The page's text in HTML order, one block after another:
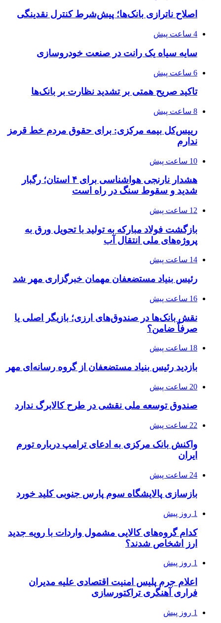
اصلاح ناترازی بانک‌ها؛ پیش‌شرط کنترل نقدینگی
4 ساعت پیش
سایه سیاه یک رانت در صنعت خودروسازی
6 ساعت پیش
تاکید صریح همتی بر تشدید نظارت بر بانک‌ها
8 ساعت پیش
رییس‌کل بیمه مرکزی: برای حقوق مردم خط قرمز
ندارم
10 ساعت پیش
هشدار نارنجی هواشناسی برای ۴ استان؛ رگبار
شدید و سقوط سنگ در راه است
12 ساعت پیش
بازگشت فولاد مبارکه به تولید با تحویل ورق به
پروژه‌های ملی انتقال آب
14 ساعت پیش
رئیس بنیاد مستضعفان مهمان خبرگزاری مهر شد
16 ساعت پیش
نقش بانک‌ها در صندوق‌های ارزی؛ بازیگر اصلی یا
صرفاً ضامن؟
18 ساعت پیش
بازدید رئیس بنیاد مستضعفان از گروه رسانه‌ای مهر
20 ساعت پیش
صندوق توسعه ملی نقشی در طرح کالابرگ ندارد
22 ساعت پیش
واکنش بانک مرکزی به ادعای ترامپ درباره تورم
ایران
24 ساعت پیش
بازسازی پالایشگاه سوم پارس جنوبی کلید خورد
1 روز پیش
کدام گروه‌های کالایی مشمول واردات با رویه جدید
ارز اشخاص شدند؟
1 روز پیش
اعلام جرم پلیس امنیت اقتصادی علیه مدیران
فراری آهنگری تراکتورسازی
1 روز پیش